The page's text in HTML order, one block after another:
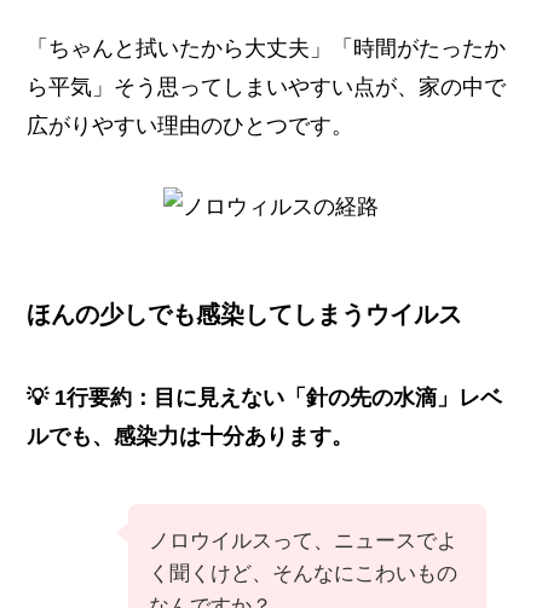
「ちゃんと拭いたから大丈夫」「時間がたったか
ら平気」そう思ってしまいやすい点が、家の中で
広がりやすい理由のひとつです。
ほんの少しでも感染してしまうウイルス
💡 1行要約：目に見えない「針の先の水滴」レベ
ルでも、感染力は十分あります。
ノロウイルスって、ニュースでよ
く聞くけど、そんなにこわいもの